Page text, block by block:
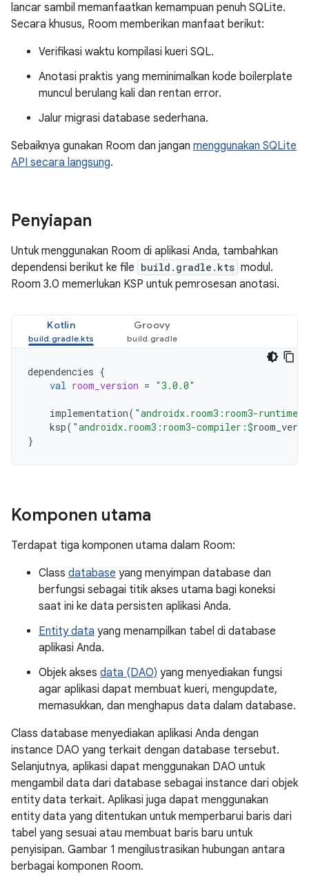
lancar sambil memanfaatkan kemampuan penuh SQLite.
Secara khusus, Room memberikan manfaat berikut:
Verifikasi waktu kompilasi kueri SQL.
Anotasi praktis yang meminimalkan kode boilerplate
muncul berulang kali dan rentan error.
Jalur migrasi database sederhana.
Sebaiknya gunakan Room dan jangan menggunakan SQLite
API secara langsung.
Penyiapan
Untuk menggunakan Room di aplikasi Anda, tambahkan
dependensi berikut ke file build.gradle.kts modul.
Room 3.0 memerlukan KSP untuk pemrosesan anotasi.
Kotlin Groovy
dependencies {
val room_version = "3.0.0"
implementation( "androidx.room3:room3-runtime:
ksp( "androidx.room3:room3-compiler:$
}
Komponen utama
Terdapat tiga komponen utama dalam Room:
Class database yang menyimpan database dan
berfungsi sebagai titik akses utama bagi koneksi
saat ini ke data persisten aplikasi Anda.
Entity data yang menampilkan tabel di database
aplikasi Anda.
Objek akses data (DAO) yang menyediakan fungsi
agar aplikasi dapat membuat kueri, mengupdate,
memasukkan, dan menghapus data dalam database.
Class database menyediakan aplikasi Anda dengan
instance DAO yang terkait dengan database tersebut.
Selanjutnya, aplikasi dapat menggunakan DAO untuk
mengambil data dari database sebagai instance dari objek
entity data terkait. Aplikasi juga dapat menggunakan
entity data yang ditentukan untuk memperbarui baris dari
tabel yang sesuai atau membuat baris baru untuk
penyisipan. Gambar 1 mengilustrasikan hubungan antara
berbagai komponen Room.